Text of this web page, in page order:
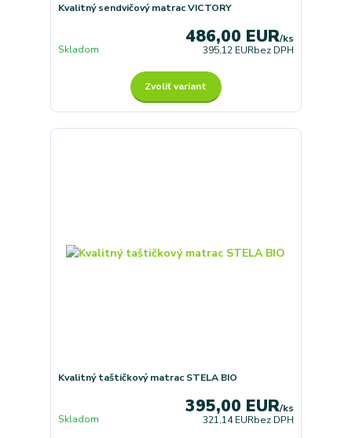
Kvalitný sendvičový matrac VICTORY
486,00 EUR/ks
395,12 EURbez DPH
Skladom
Zvoliť variant
Kvalitný taštičkový matrac STELA BIO
395,00 EUR/ks
321,14 EURbez DPH
Skladom